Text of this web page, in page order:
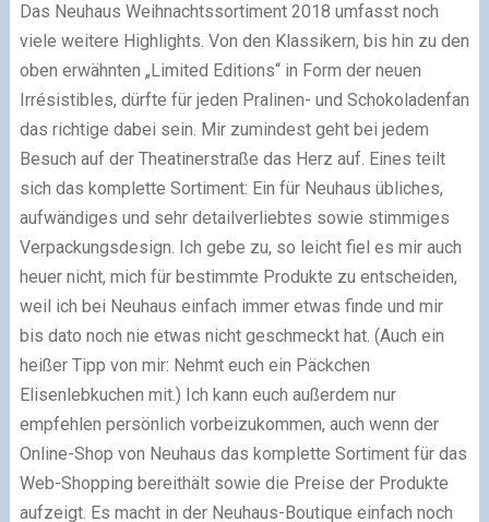
Das Neuhaus Weihnachtssortiment 2018 umfasst noch
viele weitere Highlights. Von den Klassikern, bis hin zu den
oben erwähnten „Limited Editions“ in Form der neuen
Irrésistibles, dürfte für jeden Pralinen- und Schokoladenfan
das richtige dabei sein. Mir zumindest geht bei jedem
Besuch auf der Theatinerstraße das Herz auf. Eines teilt
sich das komplette Sortiment: Ein für Neuhaus übliches,
aufwändiges und sehr detailverliebtes sowie stimmiges
Verpackungsdesign. Ich gebe zu, so leicht fiel es mir auch
heuer nicht, mich für bestimmte Produkte zu entscheiden,
weil ich bei Neuhaus einfach immer etwas finde und mir
bis dato noch nie etwas nicht geschmeckt hat. (Auch ein
heißer Tipp von mir: Nehmt euch ein Päckchen
Elisenlebkuchen mit.) Ich kann euch außerdem nur
empfehlen persönlich vorbeizukommen, auch wenn der
Online-Shop von Neuhaus das komplette Sortiment für das
Web-Shopping bereithält sowie die Preise der Produkte
aufzeigt. Es macht in der Neuhaus-Boutique einfach noch